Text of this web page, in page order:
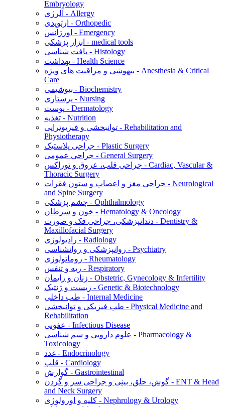
Embryology
آلرژی - Allergy
ارتوپدی - Orthopedic
اورژانس - Emergency
ابزار پزشکی - medical tools
بافت شناسی - Histology
بهداشت - Health Science
بیهوشی و مراقبت های ویژه - Anesthesia & Critical
Care
بیوشیمی - Biochemistry
پرستاری - Nursing
پوست - Dermatology
تغذیه - Nutrition
توانبخشی و فیزیوتراپی - Rehabilitation and
Physiotherapy
جراحی پلاستیک - Plastic Surgery
جراحی عمومی - General Surgery
جراحی قلب، عروق و توراکس - Cardiac, Vascular &
Thoracic Surgery
جراحی مغز و اعصاب و ستون فقرات - Neurological
and Spine Surgery
چشم پزشکی - Ophthalmology
خون و سرطان - Hematology & Oncology
دندانپزشکی، جراحی فک و صورت - Dentistry &
Maxillofacial Surgery
رادیولوژی - Radiology
روانپزشکی و روانشناسی - Psychiatry
روماتولوژی - Rheumatology
ریه و تنفس - Respiratory
زنان و زایمان - Obstetric, Gynecology & Infertility
زیست و ژنتیک - Genetic & Biotechnology
طب داخلی - Internal Medicine
طب فیزیکی و توانبخشی - Physical Medicine and
Rehabilitation
عفونی - Infectious Disease
علوم دارویی و سم شناسی - Pharmacology &
Toxicology
غدد - Endocrinology
قلب - Cardiology
گوارش - Gastrointestinal
گوش، حلق، بینی و جراحی سر و گردن - ENT & Head
and Neck Surgery
کلیه و اورولوژی - Nephrology & Urology